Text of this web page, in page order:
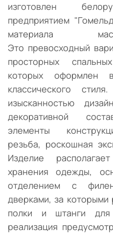
изготовлен
предприятием
материала
Это превосходный
просторных
которых оформлен
классического
изысканностью
декоративной
элементы
резьба, роскошная
Изделие
хранения одежды,
отделением с
дверками, за
полки и штанги для
реализация